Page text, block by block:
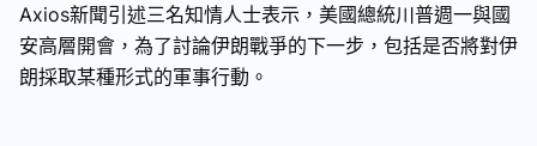
Axios新聞引述三名知情人士表示，美國總統川普週一與國
安高層開會，為了討論伊朗戰爭的下一步，包括是否將對伊
朗採取某種形式的軍事行動。